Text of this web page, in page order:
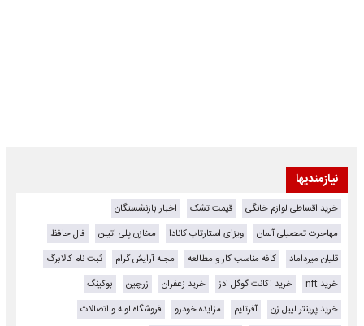
نیازمندیها
خرید اقساطی لوازم خانگی قیمت تشک
اخبار بازنشستگان
مهاجرت تحصیلی آلمان
ویزای استارتاپ کانادا مخازن پلی اتیلن
فال حافظ
قلیان میرداماد
کافه مناسب کار و مطالعه مجله آرایش گرام
ثبت نام کالابرگ
خرید nft
خرید اکانت گوگل ادز خرید زعفران زرچین
بوکینگ
خرید پرینتر لیبل زن
آفرتایم مزایده خودرو
فروشگاه لوله و اتصالات